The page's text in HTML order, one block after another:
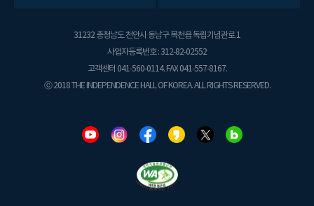
31232 충청남도 천안시 동남구 목천읍 독립기념관로 1
사업자등록번호 : 312-82-02552
고객센터 041-560-0114. FAX 041-557-8167.
ⓒ 2018 THE INDEPENDENCE HALL OF KOREA. ALL RIGHTS RESERVED.